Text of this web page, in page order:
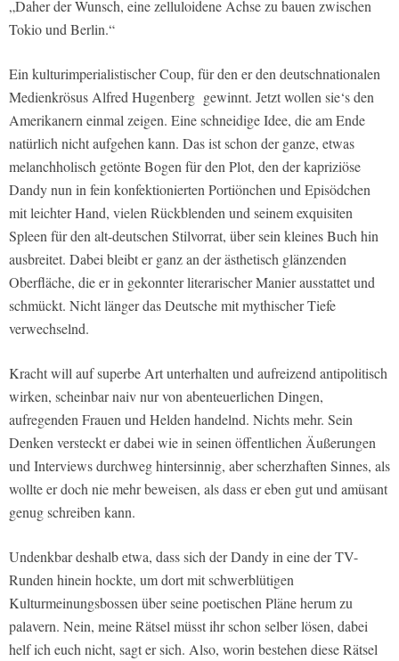
„Daher der Wunsch, eine zelluloidene Achse zu bauen zwischen
Tokio und Berlin.“
Ein kulturimperialistischer Coup, für den er den deutschnationalen
Medienkrösus Alfred Hugenberg gewinnt. Jetzt wollen sie‘s den
Amerikanern einmal zeigen. Eine schneidige Idee, die am Ende
natürlich nicht aufgehen kann. Das ist schon der ganze, etwas
melanchholisch getönte Bogen für den Plot, den der kapriziöse
Dandy nun in fein konfektionierten Portiönchen und Episödchen
mit leichter Hand, vielen Rückblenden und seinem exquisiten
Spleen für den alt-deutschen Stilvorrat, über sein kleines Buch hin
ausbreitet. Dabei bleibt er ganz an der ästhetisch glänzenden
Oberfläche, die er in gekonnter literarischer Manier ausstattet und
schmückt. Nicht länger das Deutsche mit mythischer Tiefe
verwechselnd.
Kracht will auf superbe Art unterhalten und aufreizend antipolitisch
wirken, scheinbar naiv nur von abenteuerlichen Dingen,
aufregenden Frauen und Helden handelnd. Nichts mehr. Sein
Denken versteckt er dabei wie in seinen öffentlichen Äußerungen
und Interviews durchweg hintersinnig, aber scherzhaften Sinnes, als
wollte er doch nie mehr beweisen, als dass er eben gut und amüsant
genug schreiben kann.
Undenkbar deshalb etwa, dass sich der Dandy in eine der TV-
Runden hinein hockte, um dort mit schwerblütigen
Kulturmeinungsbossen über seine poetischen Pläne herum zu
palavern. Nein, meine Rätsel müsst ihr schon selber lösen, dabei
helf ich euch nicht, sagt er sich. Also, worin bestehen diese Rätsel